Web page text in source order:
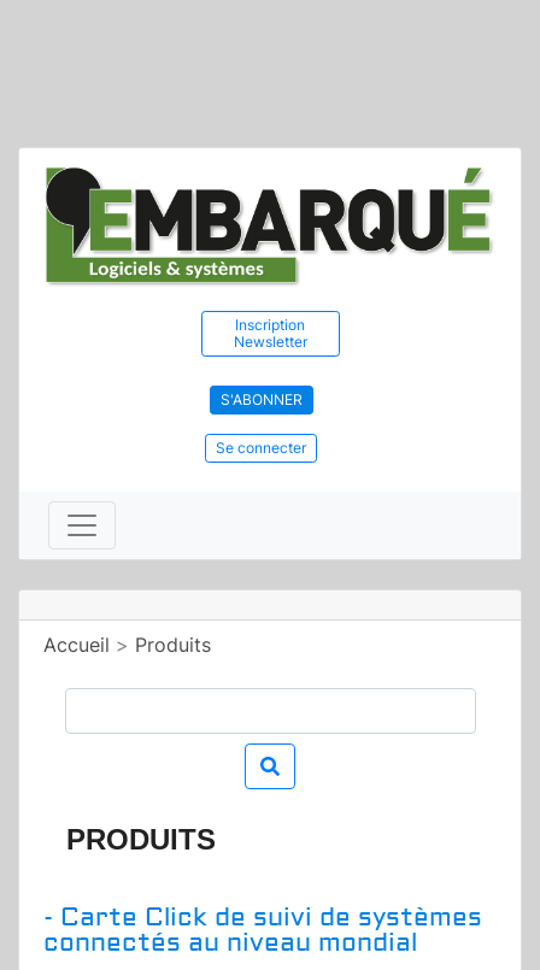
Inscription
Newsletter
S'ABONNER
Se connecter
Accueil > Produits
PRODUITS
- Carte Click de suivi de systèmes
connectés au niveau mondial